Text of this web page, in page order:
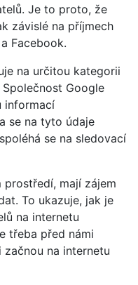
Je to proto, že
závislé na příjmech
Facebook.
na určitou kategorii
Google
informací
se na tyto údaje
se na sledovací
mají zájem
To ukazuje, jak je
na internetu
třeba před námi
na internetu